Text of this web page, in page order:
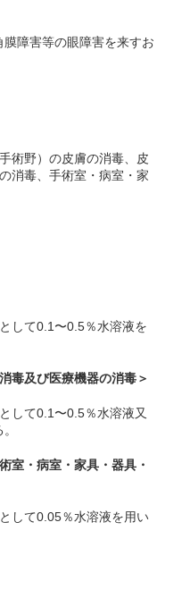
障害等の眼障害を来すお
術野）の皮膚の消毒、皮
消毒、手術室・病室・家
して0.1〜0.5％水溶液を
毒及び医療機器の消毒＞
して0.1〜0.5％水溶液又
室・病室・家具・器具・
して0.05％水溶液を用い